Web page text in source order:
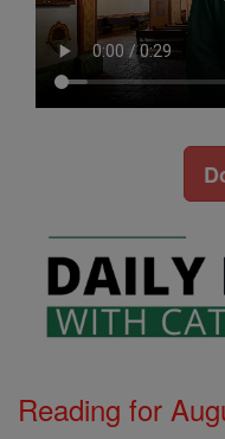
Reading for